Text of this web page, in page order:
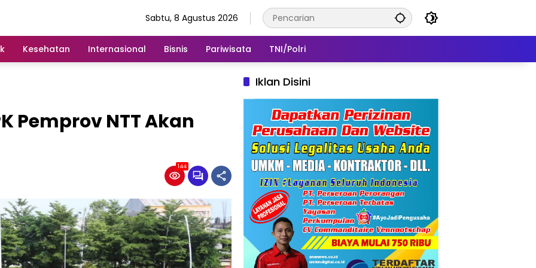
Sabtu, 8 Agustus 2026
Kesehatan Internasional Bisnis Pariwisata TNI/Polri
Pemprov NTT Akan
144
Iklan Disini